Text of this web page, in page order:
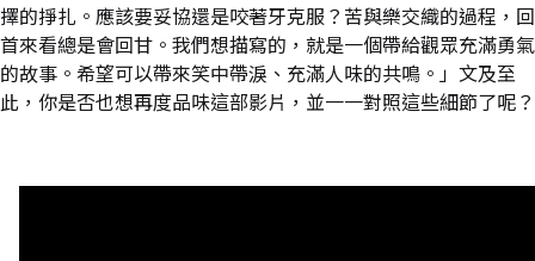
擇的掙扎。應該要妥協還是咬著牙克服？苦與樂交織的過程，回
首來看總是會回甘。我們想描寫的，就是一個帶給觀眾充滿勇氣
的故事。希望可以帶來笑中帶淚、充滿人味的共鳴。」文及至
此，你是否也想再度品味這部影片，並一一對照這些細節了呢？